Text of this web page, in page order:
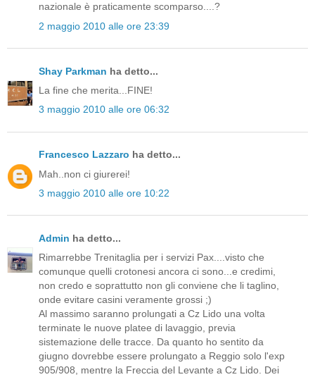
nazionale è praticamente scomparso....?
2 maggio 2010 alle ore 23:39
Shay Parkman ha detto...
La fine che merita...FINE!
3 maggio 2010 alle ore 06:32
Francesco Lazzaro ha detto...
Mah..non ci giurerei!
3 maggio 2010 alle ore 10:22
Admin ha detto...
Rimarrebbe Trenitaglia per i servizi Pax....visto che
comunque quelli crotonesi ancora ci sono...e credimi,
non credo e soprattutto non gli conviene che li taglino,
onde evitare casini veramente grossi ;)
Al massimo saranno prolungati a Cz Lido una volta
terminate le nuove platee di lavaggio, previa
sistemazione delle tracce. Da quanto ho sentito da
giugno dovrebbe essere prolungato a Reggio solo l'exp
905/908, mentre la Freccia del Levante a Cz Lido. Dei